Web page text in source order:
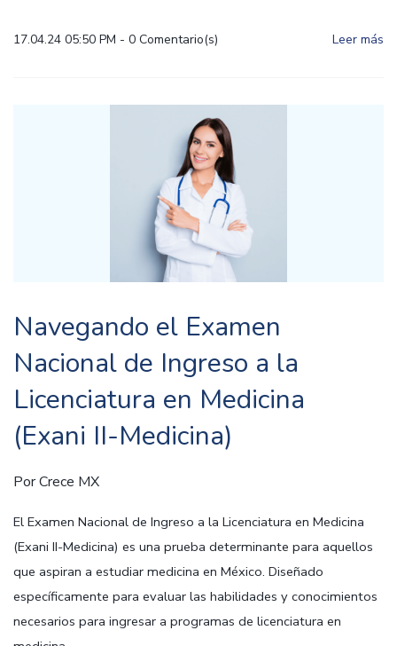
17.04.24 05:50 PM - 0 Comentario(s) Leer más
Navegando el Examen
Nacional de Ingreso a la
Licenciatura en Medicina
(Exani II-Medicina)
PorCrece MX
El Examen Nacional de Ingreso a la Licenciatura en Medicina
(Exani II-Medicina) es una prueba determinante para aquellos
que aspiran a estudiar medicina en México. Diseñado
específicamente para evaluar las habilidades y conocimientos
necesarios para ingresar a programas de licenciatura en